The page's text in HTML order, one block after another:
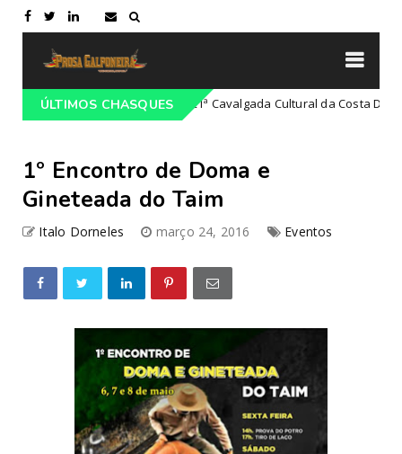
ÚLTIMOS CHASQUES
Campeiro 21ª Cavalgada Cultural da Costa Doce
1º Encontro de Doma e
Gineteada do Taim
Italo Dorneles março 24, 2016 Eventos